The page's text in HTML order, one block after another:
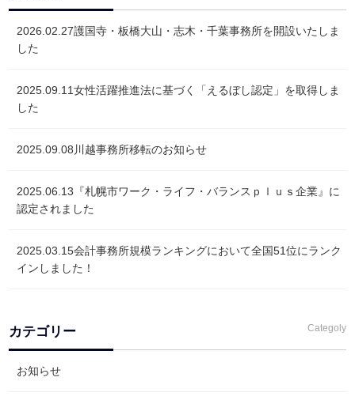
2026.02.27護国寺・板橋大山・志木・千葉事務所を開設いたしま
した
2025.09.11女性活躍推進法に基づく「えるぼし認定」を取得しま
した
2025.09.08 川越事務所移転のお知らせ
2025.06.13 『札幌市ワーク・ライフ・バランスｐｌｕｓ企業』に
認定されました
2025.03.15会計事務所規模ランキングにおいて全国51位にランク
インしました！
カテゴリー Categoly
お知らせ